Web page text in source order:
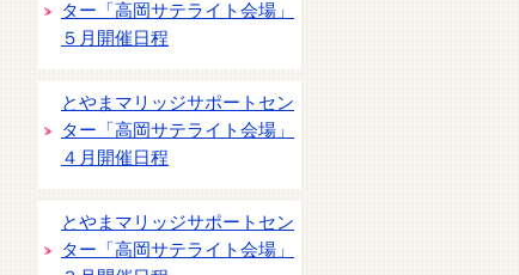
ター「高岡サテライト会場」
５月開催日程
とやまマリッジサポートセン
ター「高岡サテライト会場」
４月開催日程
とやまマリッジサポートセン
ター「高岡サテライト会場」